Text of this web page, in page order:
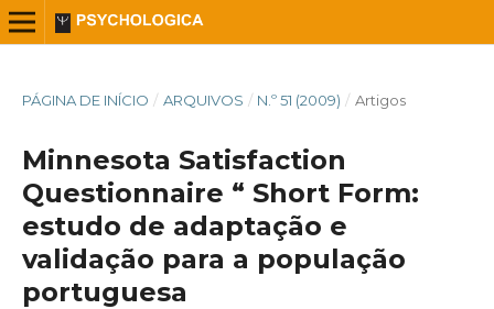
PÁGINA DE INÍCIO / ARQUIVOS / N.º 51 (2009) / Artigos
Minnesota Satisfaction
Questionnaire “ Short Form:
estudo de adaptação e
validação para a população
portuguesa